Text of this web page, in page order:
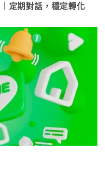
定期對話，穩定轉化